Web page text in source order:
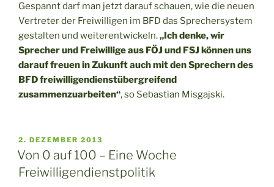
Gespannt darf man jetzt darauf schauen, wie die neuen
Vertreter der Freiwilligen im BFD das Sprechersystem
gestalten und weiterentwickeln.„Ich denke, wir
Sprecher und Freiwillige aus FÖJ und FSJ können uns
darauf freuen in Zukunft auch mit den Sprechern des
BFD freiwilligendienstübergreifend
zusammenzuarbeiten“, so Sebastian Misgajski.
VERÖFFENTLICHT
AM
2. DEZEMBER 2013
Von 0 auf 100 – Eine Woche
Freiwilligendienstpolitik